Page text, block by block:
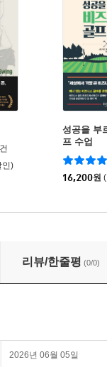
인)
성공을 부
프 수업
16,200원
프 베스트 스코어
리뷰/한줄평 (0/0)
2026년 06월 05일